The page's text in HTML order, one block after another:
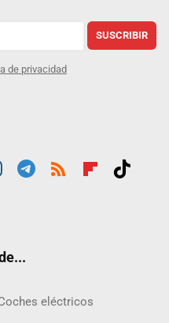
SUSCRIBIR
de privacidad
eléctricos